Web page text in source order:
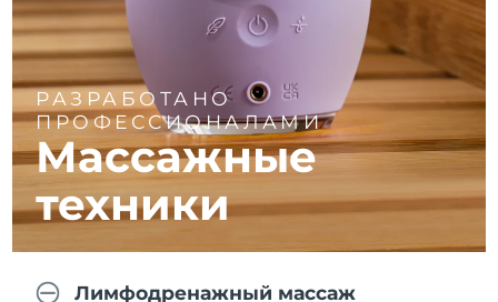
РАЗРАБОТАНО
ПРОФЕССИОНАЛАМИ
Массажные
техники
Лимфодренажный массаж